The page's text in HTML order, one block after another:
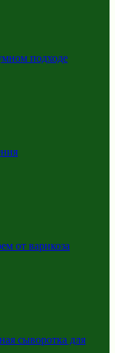
подходе
от варикоза
сыворотка для